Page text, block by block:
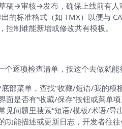
稿→审核→发布，确保上线前有人
的标准格式（如 TMX）以便与
控制谁能新增或修改共有模板。
个逐项检查清单，按这个去做就能
部菜单，查找“收藏/短语/我的模
面是否有“收藏/保存”按钮或菜单项
见问题里搜索“短语/模板/术语/导出
功能描述或更新日志，开发者往往